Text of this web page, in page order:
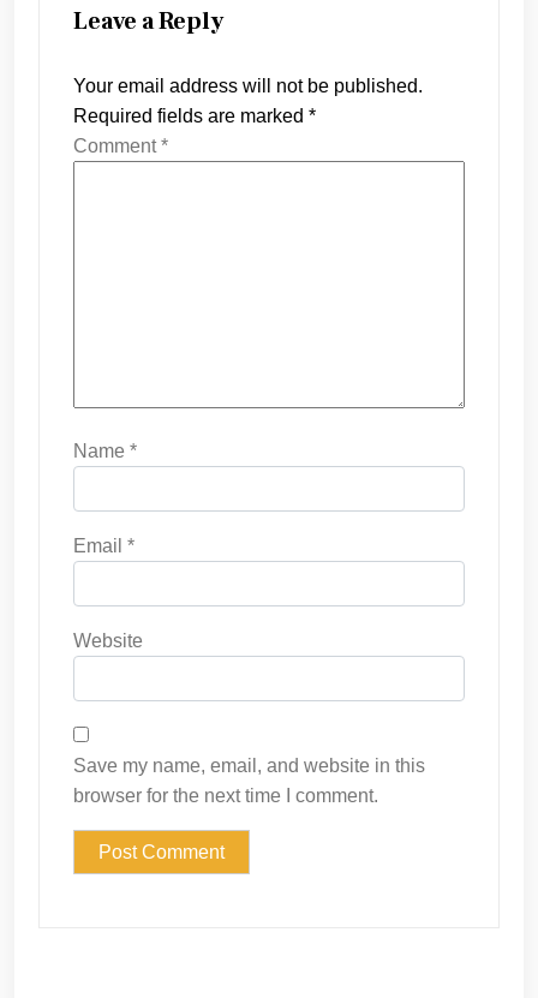
Leave a Reply
Your email address will not be published.
Required fields are marked *
Comment*
Name *
Email *
Website
Save my name, email, and website in this
browser for the next time I comment.